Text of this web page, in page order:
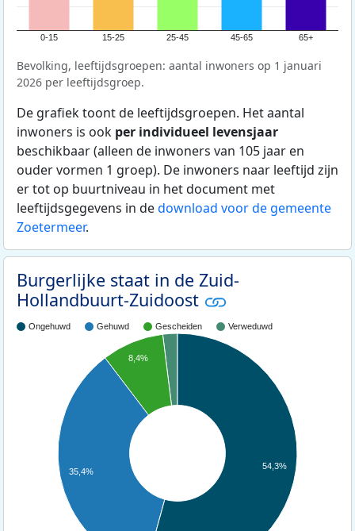
0-15 15-25 25-45 45-65 65+
Bevolking, leeftijdsgroepen: aantal inwoners op 1 januari
2026 per leeftijdsgroep.
De grafiek toont de leeftijdsgroepen. Het aantal
inwoners is ook per individueel levensjaar
beschikbaar (alleen de inwoners van 105 jaar en
ouder vormen 1 groep). De inwoners naar leeftijd zijn
er tot op buurtniveau in het document met
leeftijdsgegevens in dedownload voor de gemeente
Zoetermeer.
Burgerlijke staat in de Zuid-
Hollandbuurt-Zuidoost
Ongehuwd Gehuwd Gescheiden Verweduwd
8,4%
35,4%
54,3%